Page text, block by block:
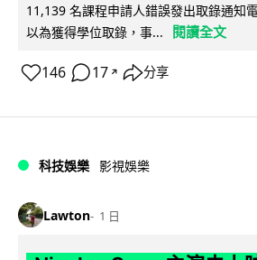
11,139 名課程申請人錯誤發出取錄通知
以為獲得學位取錄，事...
閱讀全文
146 17 ↗ 分享
科技娛樂 影視娛樂
Lawton 1 日